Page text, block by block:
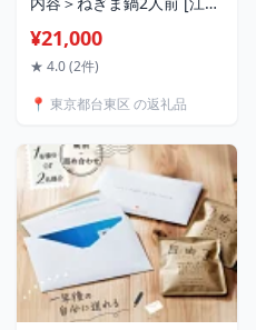
戸ねぎま鍋（遠洋本鮪）/極
上江戸ねぎま鍋（日本近海
かまとろ ねぎま セット 簡
ルメ
¥21,000
★ 4.0 (2件)
📍 東京都台東区 の返礼品